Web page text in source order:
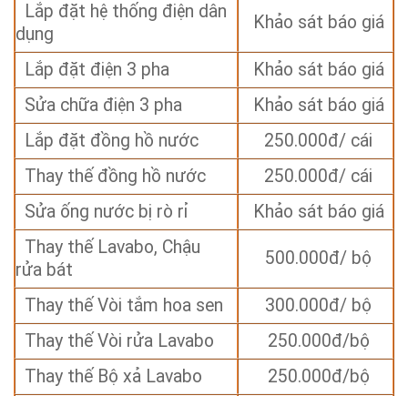
Lắp đặt hệ thống điện dân
dụng
Khảo sát báo giá
Lắp đặt điện 3 pha
Khảo sát báo giá
Sửa chữa điện 3 pha
Khảo sát báo giá
Lắp đặt đồng hồ nước
250.000đ/ cái
Thay thế đồng hồ nước
250.000đ/ cái
Sửa ống nước bị rò rỉ
Khảo sát báo giá
Thay thế Lavabo, Chậu
rửa bát
500.000đ/ bộ
Thay thế Vòi tắm hoa sen
300.000đ/ bộ
Thay thế Vòi rửa Lavabo
250.000đ/bộ
Thay thế Bộ xả Lavabo
250.000đ/bộ